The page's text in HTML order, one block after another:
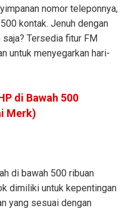
nomor teleponnya,
kontak. Jenuh dengan
Tersedia fitur FM
untuk menyegarkan hari-
di Bawah 500
Merk)
di bawah 500 ribuan
dimiliki untuk kepentingan
yang sesuai dengan